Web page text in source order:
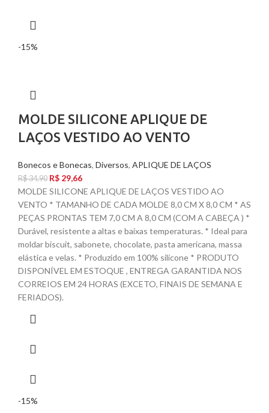
-15%
MOLDE SILICONE APLIQUE DE
LAÇOS VESTIDO AO VENTO
Bonecos e Bonecas, Diversos, APLIQUE DE LAÇOS
R$34,90 R$ 29,66
MOLDE SILICONE APLIQUE DE LAÇOS VESTIDO AO
VENTO * TAMANHO DE CADA MOLDE 8,0 CM X 8,0 CM * AS
PEÇAS PRONTAS TEM 7,0 CM A 8,0 CM (COM A CABEÇA ) *
Durável, resistente a altas e baixas temperaturas. * Ideal para
moldar biscuit, sabonete, chocolate, pasta americana, massa
elástica e velas. * Produzido em 100% silicone * PRODUTO
DISPONÍVEL EM ESTOQUE , ENTREGA GARANTIDA NOS
CORREIOS EM 24 HORAS (EXCETO, FINAIS DE SEMANA E
FERIADOS).
-15%